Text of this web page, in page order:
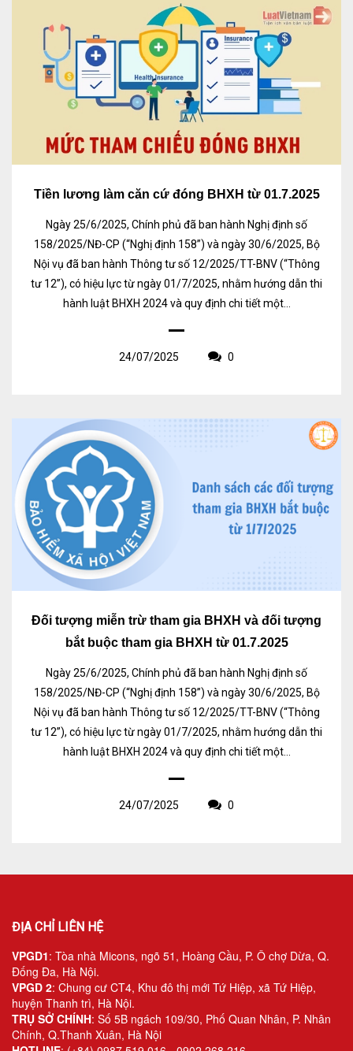
Tiền lương làm căn cứ đóng BHXH từ 01.7.2025
Ngày 25/6/2025, Chính phủ đã ban hành Nghị định số
158/2025/NĐ-CP (“Nghị định 158”) và ngày 30/6/2025, Bộ
Nội vụ đã ban hành Thông tư số 12/2025/TT-BNV (“Thông
tư 12”), có hiệu lực từ ngày 01/7/2025, nhằm hướng dẫn thi
hành luật BHXH 2024 và quy định chi tiết một...
24/07/2025 0
Đối tượng miễn trừ tham gia BHXH và đối tượng
bắt buộc tham gia BHXH từ 01.7.2025
Ngày 25/6/2025, Chính phủ đã ban hành Nghị định số
158/2025/NĐ-CP (“Nghị định 158”) và ngày 30/6/2025, Bộ
Nội vụ đã ban hành Thông tư số 12/2025/TT-BNV (“Thông
tư 12”), có hiệu lực từ ngày 01/7/2025, nhằm hướng dẫn thi
hành luật BHXH 2024 và quy định chi tiết một...
24/07/2025 0
ĐỊA CHỈ LIÊN HỆ
VPGD1: Tòa nhà Micons, ngõ 51, Hoàng Cầu, P. Ô chợ Dừa, Q.
Đống Đa, Hà Nội.
VPGD 2: Chung cư CT4, Khu đô thị mới Tứ Hiệp, xã Tứ Hiệp,
huyện Thanh trì, Hà Nội.
TRỤ SỞ CHÍNH: Số 5B ngách 109/30, Phố Quan Nhân, P. Nhân
Chính, Q.Thanh Xuân, Hà Nội